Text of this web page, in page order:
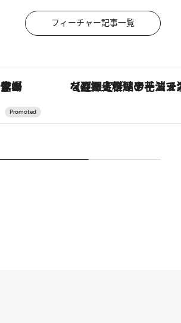
フィーチャー記事一覧
ヴァシュロン・コンスタンタン「オーヴァーシーズ・オートマティック」。旅愛好家のお気に入りコレクションから、ジェンダーレスな新作が登場 【夏限定ディナーコース】旬を迎える稚鮎や花ズッキーニなどをイタリア・トスカー